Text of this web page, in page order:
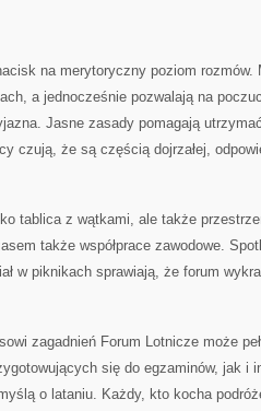
na merytoryczny poziom
a jednocześnie pozwalają na
Jasne zasady pomagają
czują, że są częścią dojrzałej,
tablica z wątkami, ale także
także współprace zawodowe.
w piknikach sprawiają, że forum
zagadnień Forum Lotnicze może
się do egzaminów, jak i
o lataniu. Każdy, kto kocha